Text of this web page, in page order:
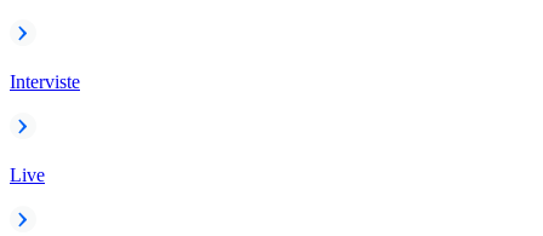
Interviste
Live